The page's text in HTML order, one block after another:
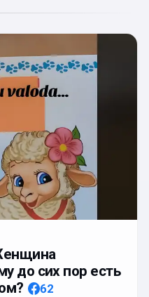
до сих пор есть
62